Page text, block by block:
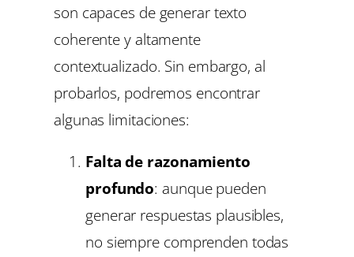
son capaces de generar texto
coherente y altamente
contextualizado. Sin embargo, al
probarlos, podremos encontrar
algunas limitaciones:
Falta de razonamiento
profundo: aunque pueden
generar respuestas plausibles,
no siempre comprenden todas